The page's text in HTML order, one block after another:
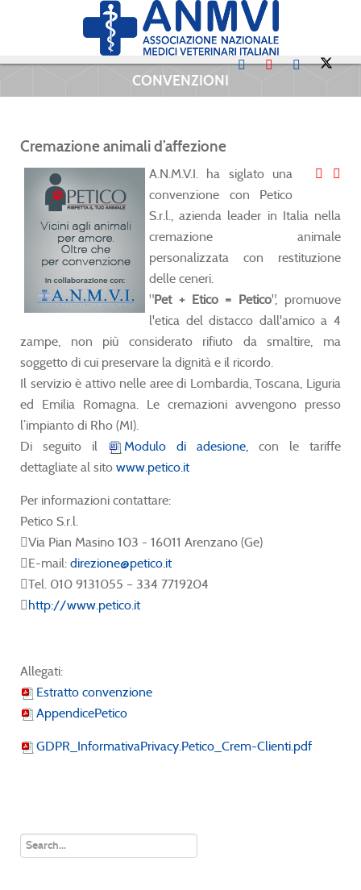
CONVENZIONI
Cremazione animali d’affezione
A.N.M.V.I. ha siglato una
convenzione con Petico
S.r.l., azienda leader in Italia nella
cremazione animale
personalizzata con restituzione
delle ceneri.
"Pet + Etico = Petico", promuove
l'etica del distacco dall'amico a 4
zampe, non più considerato rifiuto da smaltire, ma
soggetto di cui preservare la dignità e il ricordo.
Il servizio è attivo nelle aree di Lombardia, Toscana, Liguria
ed Emilia Romagna. Le cremazioni avvengono presso
l’impianto di Rho (MI).
Di seguito il
Modulo di adesione, con le tariffe
dettagliate al sito www.petico.it
Per informazioni contattare:
Petico S.r.l.
Via Pian Masino 103 - 16011 Arenzano (Ge)
E-mail: direzione@petico.it
Tel. 010 9131055 – 334 7719204
http://www.petico.it
Allegati:
Estratto convenzione
AppendicePetico
GDPR_InformativaPrivacy.Petico_Crem-Clienti.pdf